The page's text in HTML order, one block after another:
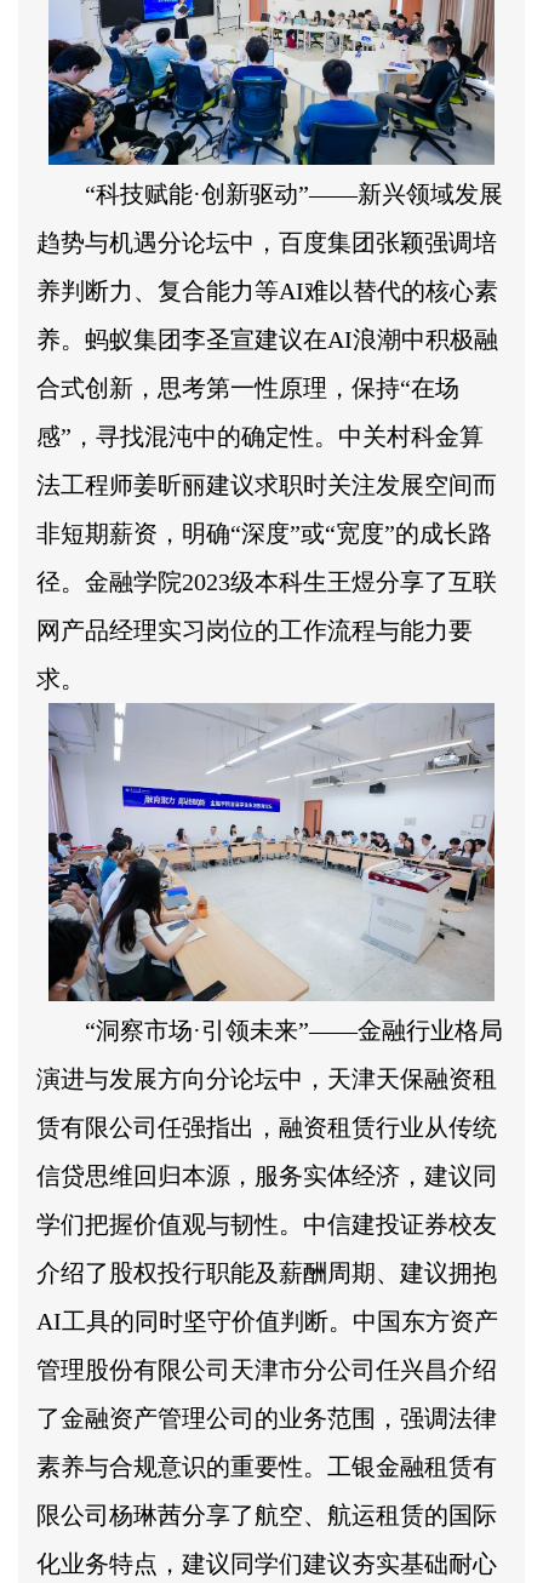
“科技赋能·创新驱动”——新兴领域发展
趋势与机遇分论坛中，百度集团张颖强调培
养判断力、复合能力等AI难以替代的核心素
养。蚂蚁集团李圣宣建议在AI浪潮中积极融
合式创新，思考第一性原理，保持“在场
感”，寻找混沌中的确定性。中关村科金算
法工程师姜昕丽建议求职时关注发展空间而
非短期薪资，明确“深度”或“宽度”的成长路
径。金融学院2023级本科生王煜分享了互联
网产品经理实习岗位的工作流程与能力要
求。
“洞察市场·引领未来”——金融行业格局
演进与发展方向分论坛中，天津天保融资租
赁有限公司任强指出，融资租赁行业从传统
信贷思维回归本源，服务实体经济，建议同
学们把握价值观与韧性。中信建投证券校友
介绍了股权投行职能及薪酬周期、建议拥抱
AI工具的同时坚守价值判断。中国东方资产
管理股份有限公司天津市分公司任兴昌介绍
了金融资产管理公司的业务范围，强调法律
素养与合规意识的重要性。工银金融租赁有
限公司杨琳茜分享了航空、航运租赁的国际
化业务特点，建议同学们建议夯实基础耐心